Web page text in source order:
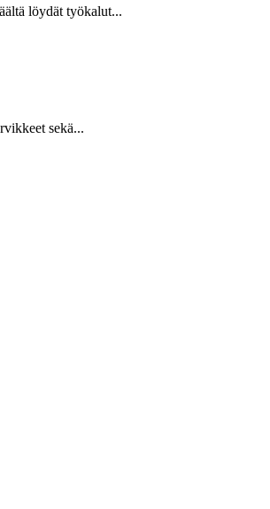
löydät työkalut...
sekä...